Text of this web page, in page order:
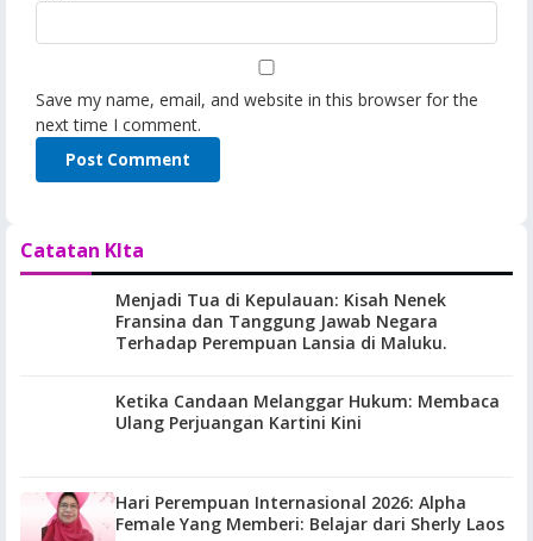
Save my name, email, and website in this browser for the
next time I comment.
Catatan KIta
Menjadi Tua di Kepulauan: Kisah Nenek
Fransina dan Tanggung Jawab Negara
Terhadap Perempuan Lansia di Maluku.
Ketika Candaan Melanggar Hukum: Membaca
Ulang Perjuangan Kartini Kini
Hari Perempuan Internasional 2026: Alpha
Female Yang Memberi: Belajar dari Sherly Laos